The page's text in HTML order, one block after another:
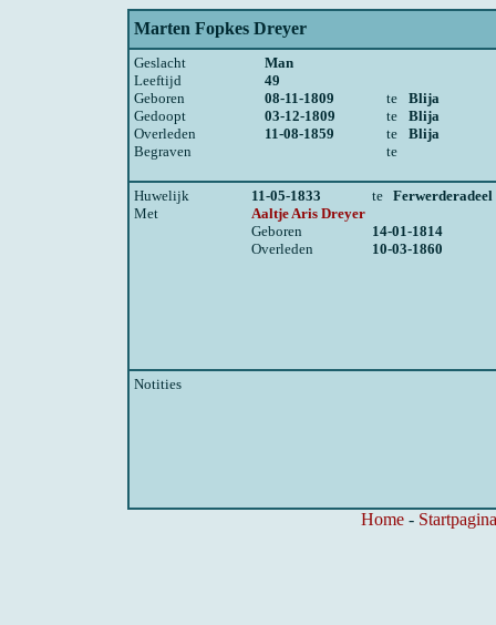
Marten Fopkes Dreyer
Geslacht
Man
Leeftijd
49
Geboren
08-11-1809 te
Blija
Gedoopt
03-12-1809 te
Blija
Overleden
11-08-1859 te
Blija
Begraven
te
Huwelijk 11-05-1833 te Ferwerderadeel
Met
Aaltje Aris Dreyer
Geboren
14-01-1814
Overleden
10-03-1860
Notities
Home -